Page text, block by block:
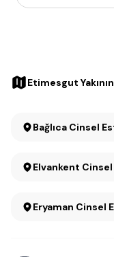
Etimesgut
Bağlıca Cinsel
Elvankent
Eryaman Cinsel